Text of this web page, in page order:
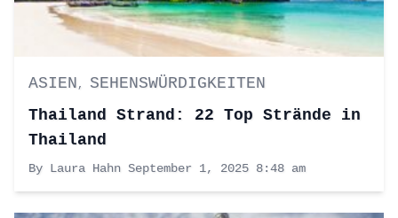
ASIEN , SEHENSWÜRDIGKEITEN
Thailand Strand: 22 Top Strände in
Thailand
By Laura Hahn September 1, 2025 8:48 am